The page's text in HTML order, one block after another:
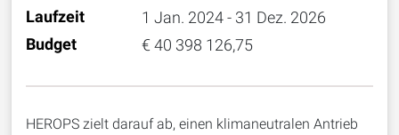
Laufzeit 1 Jan. 2024 - 31 Dez. 2026
Budget € 40 398 126,75
HEROPS zielt darauf ab, einen klimaneutralen Antrieb